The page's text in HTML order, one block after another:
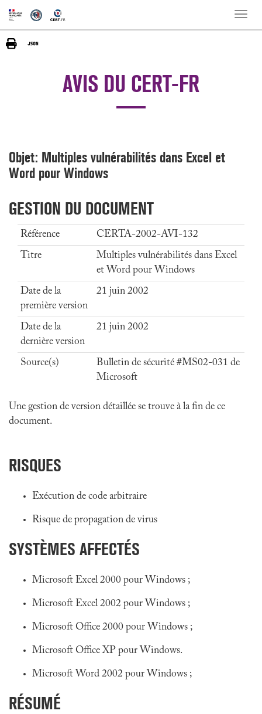
Toggle
AVIS DU CERT-FR
Objet: Multiples vulnérabilités dans Excel et
Word pour Windows
GESTION DU DOCUMENT
Référence
CERTA-2002-AVI-132
Titre
Multiples vulnérabilités dans Excel
et Word pour Windows
Date de la
première version
21 juin 2002
Date de la
dernière version
21 juin 2002
Source(s)
Bulletin de sécurité #MS02-031 de
Microsoft
Une gestion de version détaillée se trouve à la fin de ce
document.
RISQUES
Exécution de code arbitraire
Risque de propagation de virus
SYSTÈMES AFFECTÉS
Microsoft Excel 2000 pour Windows ;
Microsoft Excel 2002 pour Windows ;
Microsoft Office 2000 pour Windows ;
Microsoft Office XP pour Windows.
Microsoft Word 2002 pour Windows ;
RÉSUMÉ